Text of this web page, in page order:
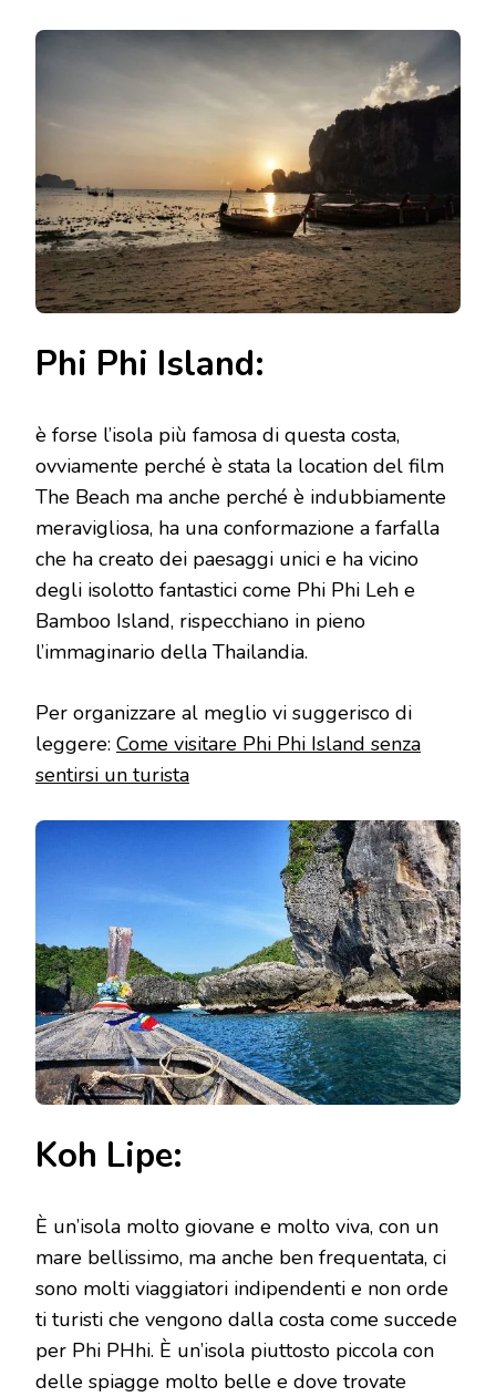
Phi Phi Island:
è forse l’isola più famosa di questa costa,
ovviamente perché è stata la location del film
The Beach ma anche perché è indubbiamente
meravigliosa, ha una conformazione a farfalla
che ha creato dei paesaggi unici e ha vicino
degli isolotto fantastici come Phi Phi Leh e
Bamboo Island, rispecchiano in pieno
l’immaginario della Thailandia.
Per organizzare al meglio vi suggerisco di
leggere: Come visitare Phi Phi Island senza
sentirsi un turista
Koh Lipe:
È un’isola molto giovane e molto viva, con un
mare bellissimo, ma anche ben frequentata, ci
sono molti viaggiatori indipendenti e non orde
ti turisti che vengono dalla costa come succede
per Phi PHhi. È un’isola piuttosto piccola con
delle spiagge molto belle e dove trovate